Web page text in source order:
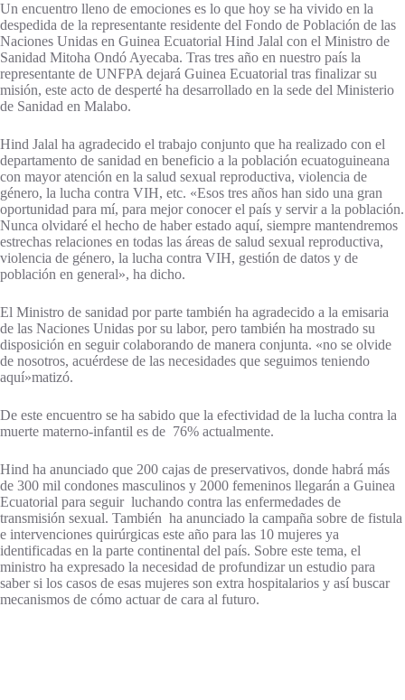
Un encuentro lleno de emociones es lo que hoy se ha vivido en la
despedida de la representante residente del Fondo de Población de las
Naciones Unidas en Guinea Ecuatorial Hind Jalal con el Ministro de
Sanidad Mitoha Ondó Ayecaba. Tras tres año en nuestro país la
representante de UNFPA dejará Guinea Ecuatorial tras finalizar su
misión, este acto de desperté ha desarrollado en la sede del Ministerio
de Sanidad en Malabo.
Hind Jalal ha agradecido el trabajo conjunto que ha realizado con el
departamento de sanidad en beneficio a la población ecuatoguineana
con mayor atención en la salud sexual reproductiva, violencia de
género, la lucha contra VIH, etc. «Esos tres años han sido una gran
oportunidad para mí, para mejor conocer el país y servir a la población.
Nunca olvidaré el hecho de haber estado aquí, siempre mantendremos
estrechas relaciones en todas las áreas de salud sexual reproductiva,
violencia de género, la lucha contra VIH, gestión de datos y de
población en general», ha dicho.
El Ministro de sanidad por parte también ha agradecido a la emisaria
de las Naciones Unidas por su labor, pero también ha mostrado su
disposición en seguir colaborando de manera conjunta. «no se olvide
de nosotros, acuérdese de las necesidades que seguimos teniendo
aquí»matizó.
De este encuentro se ha sabido que la efectividad de la lucha contra la
muerte materno-infantil es de 76% actualmente.
Hind ha anunciado que 200 cajas de preservativos, donde habrá más
de 300 mil condones masculinos y 2000 femeninos llegarán a Guinea
Ecuatorial para seguir luchando contra las enfermedades de
transmisión sexual. También ha anunciado la campaña sobre de fistula
e intervenciones quirúrgicas este año para las 10 mujeres ya
identificadas en la parte continental del país. Sobre este tema, el
ministro ha expresado la necesidad de profundizar un estudio para
saber si los casos de esas mujeres son extra hospitalarios y así buscar
mecanismos de cómo actuar de cara al futuro.